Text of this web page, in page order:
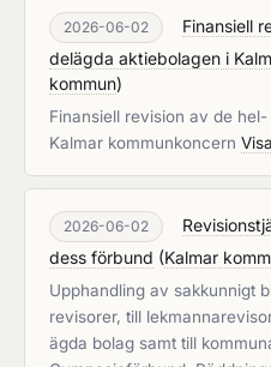
2026-06-02
Finansiell
delägda aktiebolagen i
kommun)
Finansiell revision av de
Kalmar kommunkoncern
2026-06-02
dess förbund (Kalmar
Upphandling av sakkunnigt
revisorer, till
ägda bolag samt till